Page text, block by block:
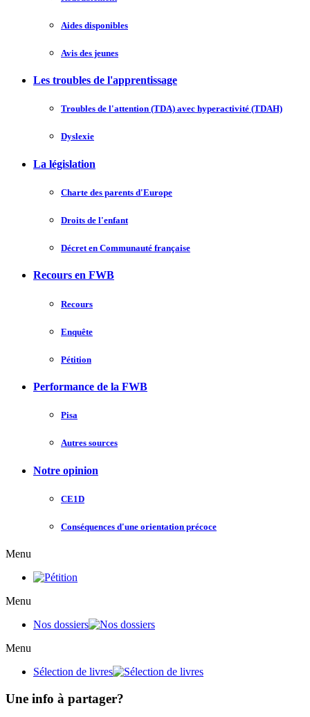
Aides disponibles
Avis des jeunes
Les troubles de l'apprentissage
Troubles de l'attention (TDA) avec hyperactivité (TDAH)
Dyslexie
La législation
Charte des parents d'Europe
Droits de l'enfant
Décret en Communauté française
Recours en FWB
Recours
Enquête
Pétition
Performance de la FWB
Pisa
Autres sources
Notre opinion
CE1D
Conséquences d'une orientation précoce
Menu
Menu
Nos dossiers
Menu
Sélection de livres
Une info à partager?